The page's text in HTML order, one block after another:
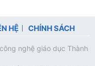
HỆ CHÍNH SÁCH
nghệ giáo dục Thành